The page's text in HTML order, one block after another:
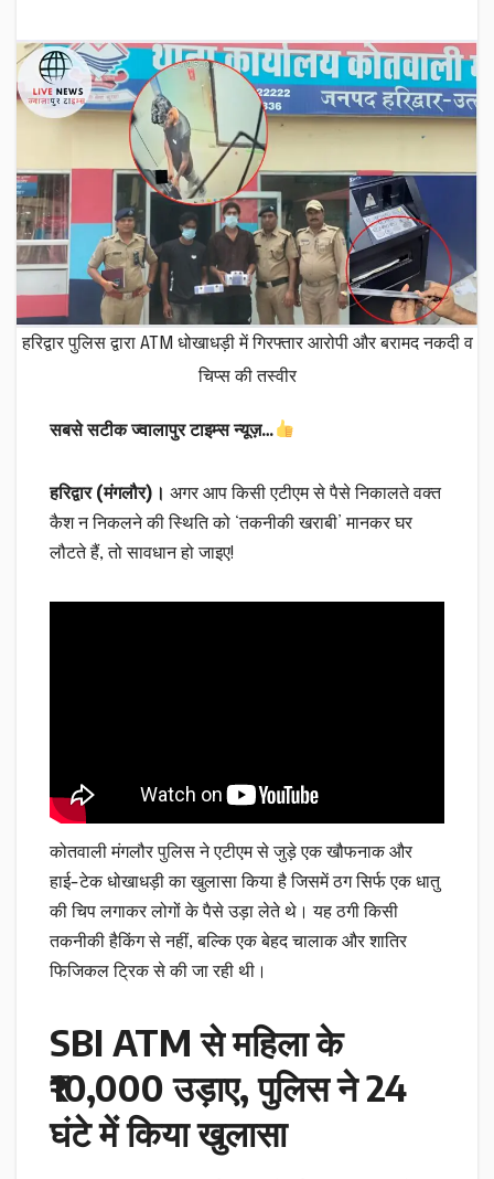
हरिद्वार पुलिस द्वारा ATM धोखाधड़ी में गिरफ्तार आरोपी और बरामद नकदी व
चिप्स की तस्वीर
सबसे सटीक ज्वालापुर टाइम्स न्यूज़…
हरिद्वार (मंगलौर)। अगर आप किसी एटीएम से पैसे निकालते वक्त
कैश न निकलने की स्थिति को ‘तकनीकी खराबी’ मानकर घर
लौटते हैं, तो सावधान हो जाइए!
कोतवाली मंगलौर पुलिस ने एटीएम से जुड़े एक खौफनाक और
हाई-टेक धोखाधड़ी का खुलासा किया है जिसमें ठग सिर्फ एक धातु
की चिप लगाकर लोगों के पैसे उड़ा लेते थे। यह ठगी किसी
तकनीकी हैकिंग से नहीं, बल्कि एक बेहद चालाक और शातिर
फिजिकल ट्रिक से की जा रही थी।
SBI ATM से महिला के
₹10,000 उड़ाए, पुलिस ने 24
घंटे में किया खुलासा